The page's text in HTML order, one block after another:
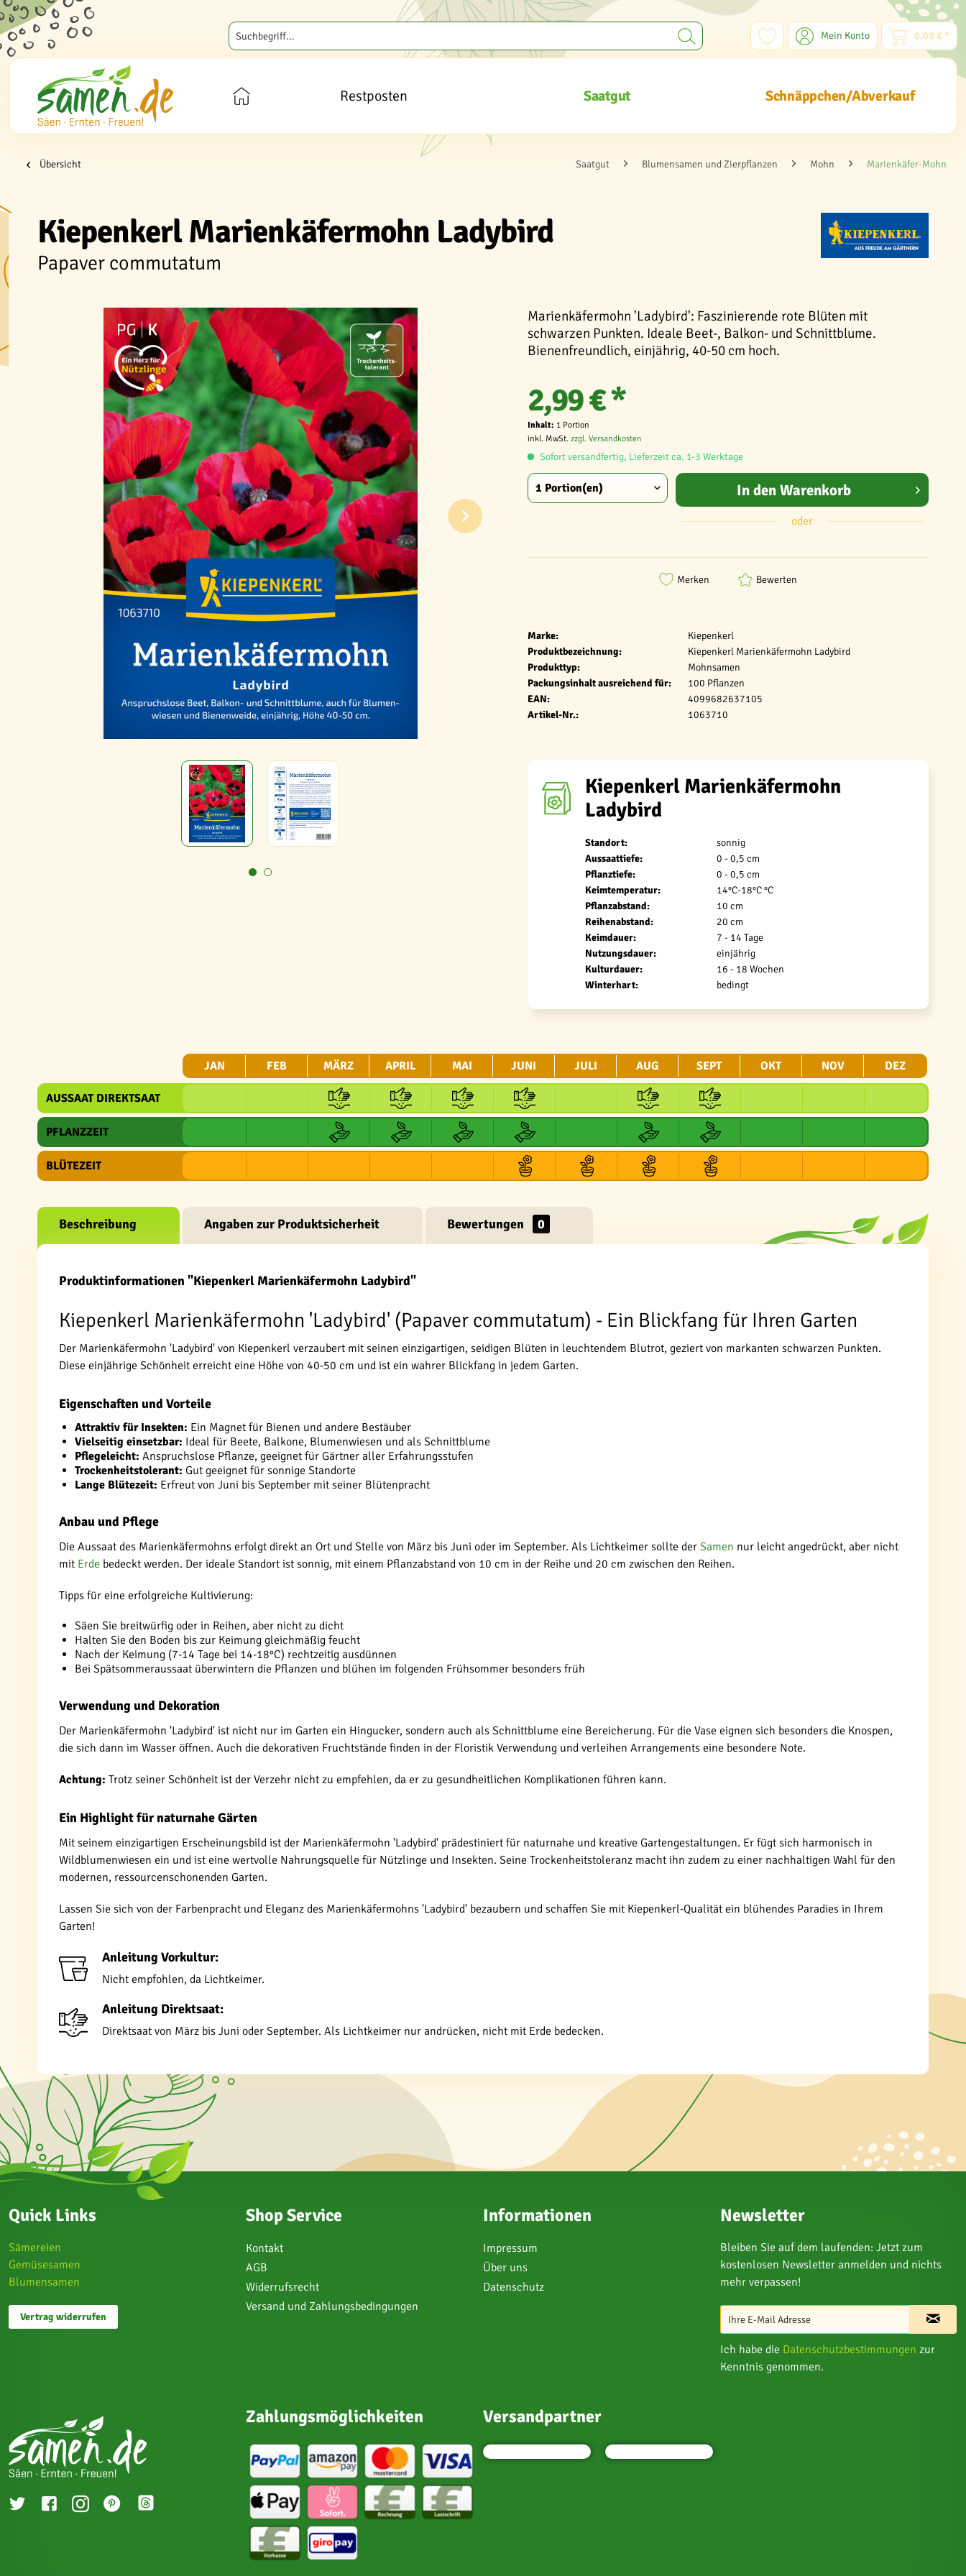
Mein Konto 0,00 € *
Restposten Saatgut Schnäppchen/Abverkauf
Übersicht Saatgut Blumensamen und Zierpflanzen Mohn Marienkäfer-Mohn
Kiepenkerl Marienkäfermohn Ladybird
Papaver commutatum
Marienkäfermohn 'Ladybird': Faszinierende rote Blüten mit
schwarzen Punkten. Ideale Beet-, Balkon- und Schnittblume.
Bienenfreundlich, einjährig, 40-50 cm hoch.
Marke:
Kiepenkerl
Produktbezeichnung:
Kiepenkerl Marienkäfermohn Ladybird
Produkttyp:
Mohnsamen
Packungsinhalt ausreichend für:
100 Pflanzen
EAN:
4099682637105
Artikel-Nr.:
1063710
2,99 € *
Inhalt: 1 Portion
inkl. MwSt. zzgl. Versandkosten
Sofort versandfertig, Lieferzeit ca. 1-3 Werktage
In den Warenkorb
oder
Merken Bewerten
Kiepenkerl Marienkäfermohn
Ladybird
Standort:
sonnig
Aussaattiefe:
0 - 0,5 cm
Pflanztiefe:
0 - 0,5 cm
Keimtemperatur:
14°C-18°C °C
Pflanzabstand:
10 cm
Reihenabstand:
20 cm
Keimdauer:
7 - 14 Tage
Nutzungsdauer:
einjährig
Kulturdauer:
16 - 18 Wochen
Winterhart:
bedingt
JAN FEB MÄRZ APRIL MAI JUNI JULI AUG SEPT OKT NOV DEZ
AUSSAAT DIREKTSAAT
PFLANZZEIT
BLÜTEZEIT
Beschreibung Angaben zur Produktsicherheit Bewertungen 0
Produktinformationen "Kiepenkerl Marienkäfermohn Ladybird"
Kiepenkerl Marienkäfermohn 'Ladybird' (Papaver commutatum) - Ein Blickfang für Ihren Garten
Der Marienkäfermohn 'Ladybird' von Kiepenkerl verzaubert mit seinen einzigartigen, seidigen Blüten in leuchtendem Blutrot, geziert von markanten schwarzen Punkten.
Diese einjährige Schönheit erreicht eine Höhe von 40-50 cm und ist ein wahrer Blickfang in jedem Garten.
Eigenschaften und Vorteile
Attraktiv für Insekten: Ein Magnet für Bienen und andere Bestäuber
Vielseitig einsetzbar: Ideal für Beete, Balkone, Blumenwiesen und als Schnittblume
Pflegeleicht: Anspruchslose Pflanze, geeignet für Gärtner aller Erfahrungsstufen
Trockenheitstolerant: Gut geeignet für sonnige Standorte
Lange Blütezeit: Erfreut von Juni bis September mit seiner Blütenpracht
Anbau und Pflege
Die Aussaat des Marienkäfermohns erfolgt direkt an Ort und Stelle von März bis Juni oder im September. Als Lichtkeimer sollte der Samen nur leicht angedrückt, aber nicht
mit Erde bedeckt werden. Der ideale Standort ist sonnig, mit einem Pflanzabstand von 10 cm in der Reihe und 20 cm zwischen den Reihen.
Tipps für eine erfolgreiche Kultivierung:
Säen Sie breitwürfig oder in Reihen, aber nicht zu dicht
Halten Sie den Boden bis zur Keimung gleichmäßig feucht
Nach der Keimung (7-14 Tage bei 14-18°C) rechtzeitig ausdünnen
Bei Spätsommeraussaat überwintern die Pflanzen und blühen im folgenden Frühsommer besonders früh
Verwendung und Dekoration
Der Marienkäfermohn 'Ladybird' ist nicht nur im Garten ein Hingucker, sondern auch als Schnittblume eine Bereicherung. Für die Vase eignen sich besonders die Knospen,
die sich dann im Wasser öffnen. Auch die dekorativen Fruchtstände finden in der Floristik Verwendung und verleihen Arrangements eine besondere Note.
Achtung: Trotz seiner Schönheit ist der Verzehr nicht zu empfehlen, da er zu gesundheitlichen Komplikationen führen kann.
Ein Highlight für naturnahe Gärten
Mit seinem einzigartigen Erscheinungsbild ist der Marienkäfermohn 'Ladybird' prädestiniert für naturnahe und kreative Gartengestaltungen. Er fügt sich harmonisch in
Wildblumenwiesen ein und ist eine wertvolle Nahrungsquelle für Nützlinge und Insekten. Seine Trockenheitstoleranz macht ihn zudem zu einer nachhaltigen Wahl für den
modernen, ressourcenschonenden Garten.
Lassen Sie sich von der Farbenpracht und Eleganz des Marienkäfermohns 'Ladybird' bezaubern und schaffen Sie mit Kiepenkerl-Qualität ein blühendes Paradies in Ihrem
Garten!
Anleitung Vorkultur:
Nicht empfohlen, da Lichtkeimer.
Anleitung Direktsaat:
Direktsaat von März bis Juni oder September. Als Lichtkeimer nur andrücken, nicht mit Erde bedecken.
Quick Links
Sämereien
Gemüsesamen
Blumensamen
Vertrag widerrufen
Shop Service
Kontakt
AGB
Widerrufsrecht
Versand und Zahlungsbedingungen
Informationen
Impressum
Über uns
Datenschutz
Newsletter
Bleiben Sie auf dem laufenden: Jetzt zum
kostenlosen Newsletter anmelden und nichts
mehr verpassen!
Ich habe die Datenschutzbestimmungen zur
Kenntnis genommen.
Zahlungsmöglichkeiten Versandpartner